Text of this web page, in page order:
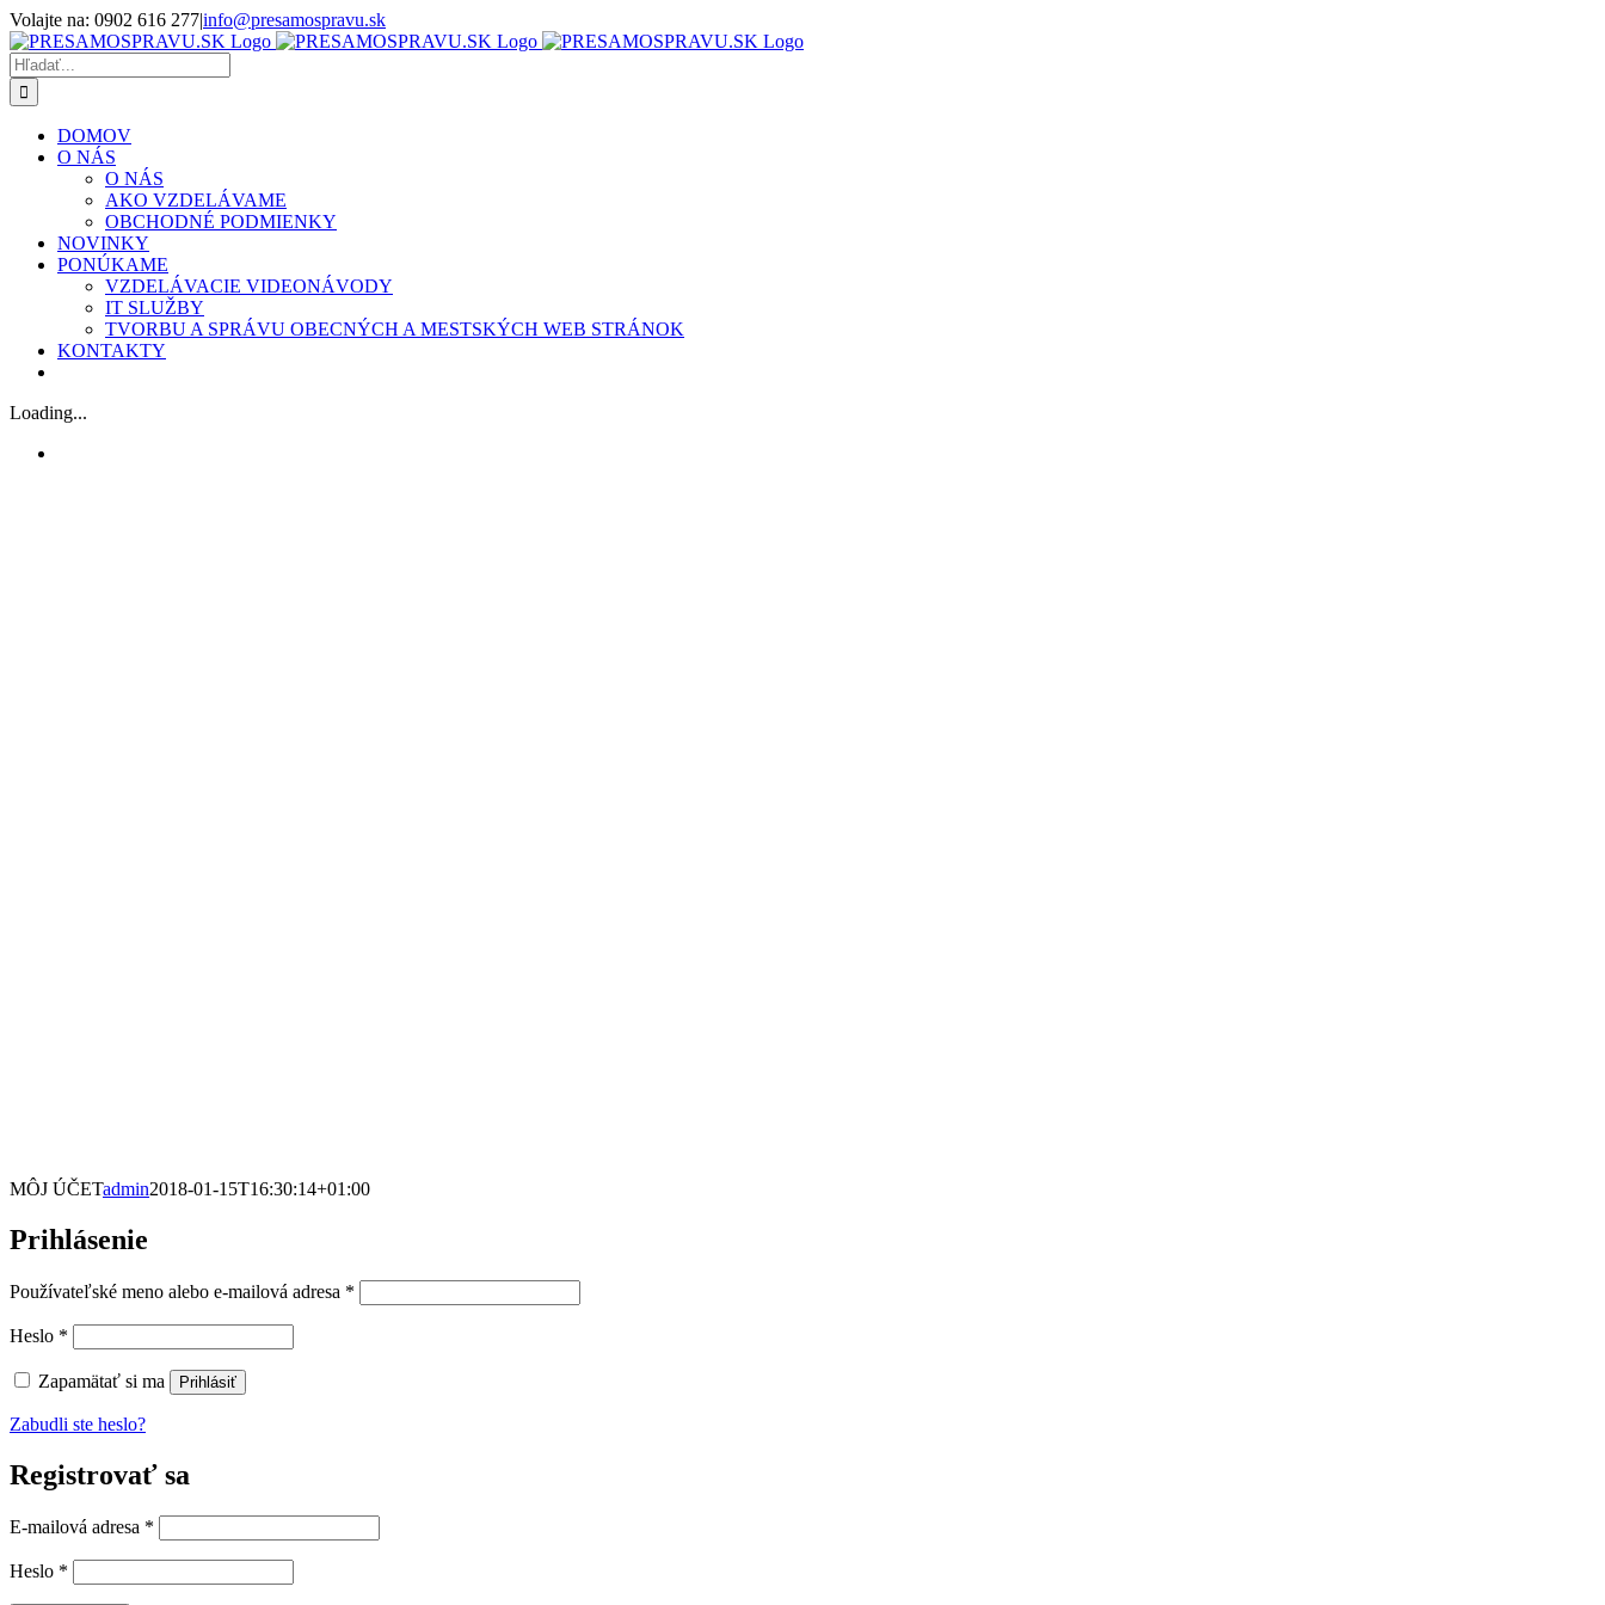
Skip
to
content
Volajte na: 0902 616 277|info@presamospravu.sk
Facebook
Hľadať:
DOMOV
O NÁS
O NÁS
AKO VZDELÁVAME
OBCHODNÉ PODMIENKY
NOVINKY
PONÚKAME
VZDELÁVACIE VIDEONÁVODY
IT SLUŽBY
TVORBU A SPRÁVU OBECNÝCH A MESTSKÝCH WEB STRÁNOK
KONTAKTY
Loading...
MÔJ ÚČETadmin2018-01-15T16:30:14+01:00
Prihlásenie
Používateľské meno alebo e-mailová adresa *
Heslo *
Zapamätať si ma Prihlásiť
Zabudli ste heslo?
Registrovať sa
E-mailová adresa *
Heslo *